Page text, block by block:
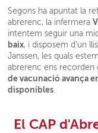
Segons ha apuntat la
abrerenc, la infermera
intentem seguir una
baix, i disposem d'un
Janssen, les quals
abrerenc ens
de vacunació avança
disponibles.
El CAP